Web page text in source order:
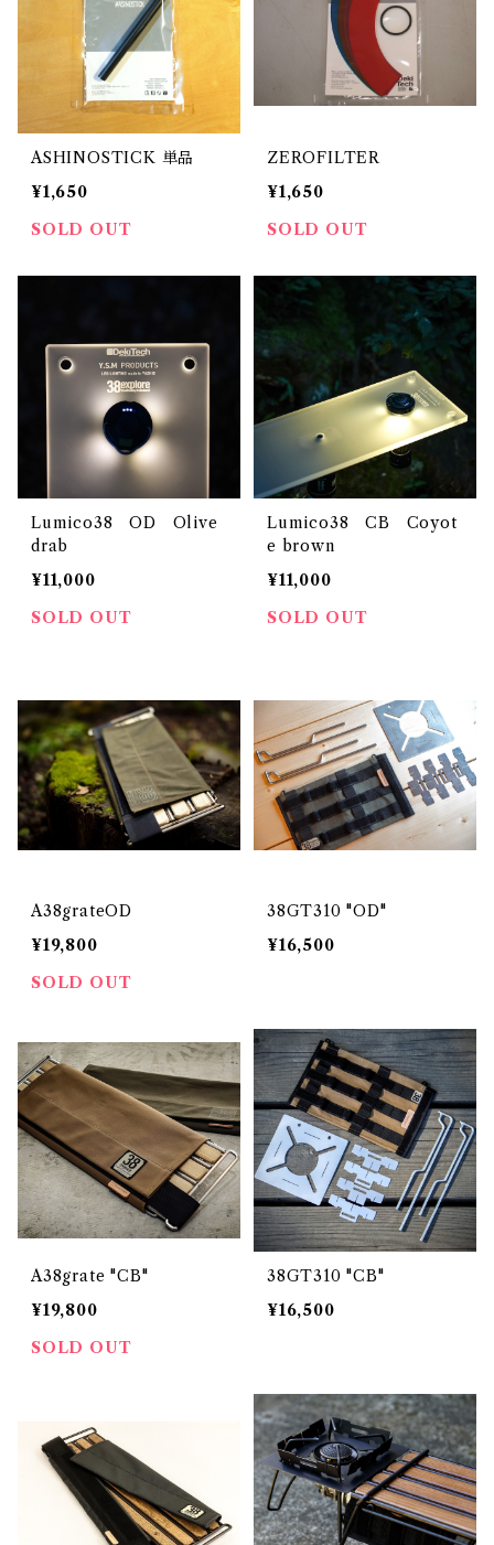
ASHINOSTICK 単品
¥1,650
SOLD OUT
ZEROFILTER
¥1,650
SOLD OUT
Lumico38 OD Olive
drab
¥11,000
SOLD OUT
Lumico38 CB Coyot
e brown
¥11,000
SOLD OUT
A38grateOD
¥19,800
SOLD OUT
38GT310 "OD"
¥16,500
A38grate "CB"
¥19,800
SOLD OUT
38GT310 "CB"
¥16,500